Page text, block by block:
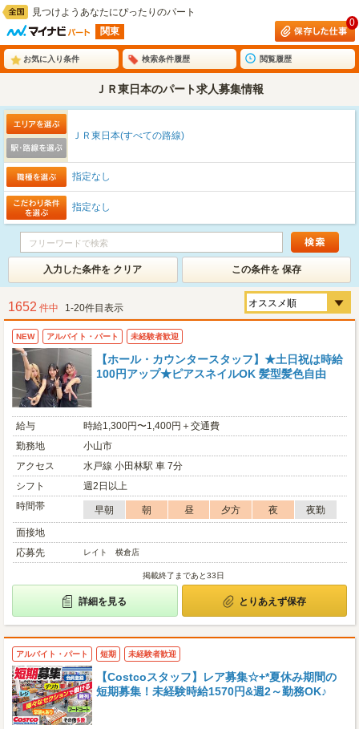
見つけようあなたにぴったりのパート
関東
0
お気に入り条件 検索条件履歴 閲覧履歴
ＪＲ東日本のパート求人募集情報
ＪＲ東日本(すべての路線)
指定なし
指定なし
入力した条件を クリア この条件を 保存
1652 件中 1-20件目表示
NEW アルバイト・パート 未経験者歓迎
【ホール・カウンタースタッフ】★土日祝は時給
100円アップ★ピアスネイルOK 髪型髪色自由
給与
時給1,300円〜1,400円＋交通費
勤務地
小山市
アクセス
水戸線 小田林駅 車 7分
シフト
週2日以上
時間帯
早朝 朝 昼 夕方 夜
夜勤
面接地
応募先
レイト 横倉店
掲載終了まであと33日
詳細を見る とりあえず保存
アルバイト・パート 短期 未経験者歓迎
【Costcoスタッフ】レア募集☆+*夏休み期間の
短期募集！未経験時給1570円&週2～勤務OK♪